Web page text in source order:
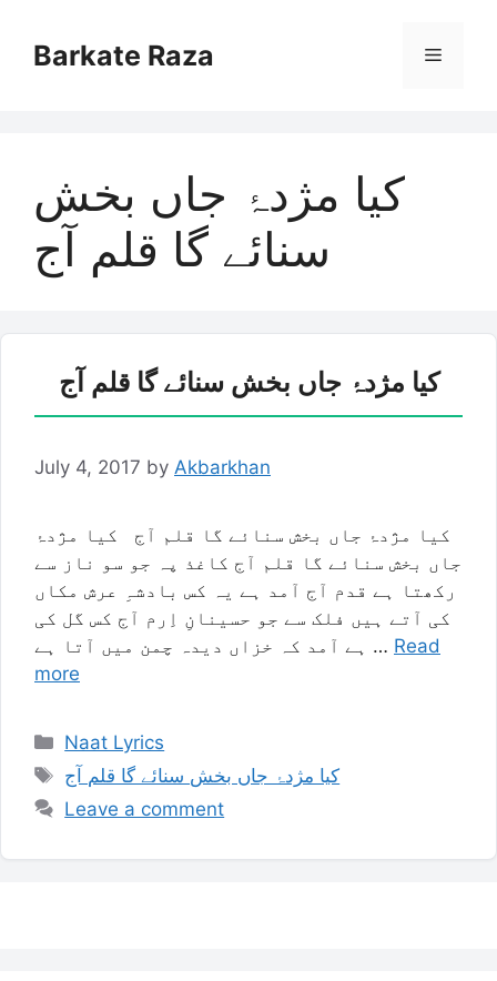
contentBarkate Raza Menu
کیا مژدۂ جاں بخش
سنائے گا قلم آج
کیا مژدۂ جاں بخش سنائے گا قلم آج
July 4, 2017 by Akbarkhan
کیا مژدۂ جاں بخش سنائے گا قلم آج کیا مژدۂ
جاں بخش سنائے گا قلم آج کاغذ پہ جو سو ناز سے
رکھتا ہے قدم آج آمد ہے یہ کس بادشہِ عرش مکاں
کی آتے ہیں فلک سے جو حسینانِ اِرم آج کس گل کی
ہے آمد کہ خزاں دیدہ چمن میں آتا ہے … Read
more
Categories
Naat Lyrics
Tags
کیا مژدۂ جاں بخش سنائے گا قلم آج
Leave a comment